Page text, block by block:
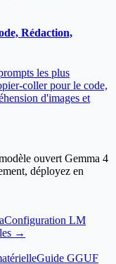
Rédaction,
les plus
coller pour le code,
d'images et
ouvert Gemma 4
déployez en
Configuration LM
→
Guide GGUF